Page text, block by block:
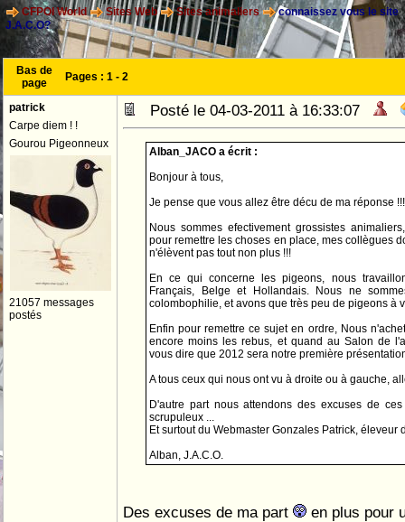
CFPOI World Sites Web Sites animaliers
connaissez vous le site
J.A.C.O?
Bas de
page
Pages : 1 - 2
patrick
Carpe diem ! !
Gourou Pigeonneux
21057 messages
postés
Posté le 04-03-2011 à 16:33:07
Alban_JACO a écrit :
Bonjour à tous,
Je pense que vous allez être décu de ma réponse !!!
Nous sommes efectivement grossistes
pour remettre les choses en place, mes collègues
n'élèvent pas tout non plus !!!
En ce qui concerne les pigeons, nous
Français, Belge et Hollandais. Nous ne
colombophilie, et avons que très peu de pigeons à
Enfin pour remettre ce sujet en ordre, Nous
encore moins les rebus, et quand au Salon de
vous dire que 2012 sera notre première
A tous ceux qui nous ont vu à droite ou à gauche,
D'autre part nous attendons des excuses de
scrupuleux ...
Et surtout du Webmaster Gonzales Patrick, éleveur
Alban, J.A.C.O.
Des excuses de ma part en plus pour